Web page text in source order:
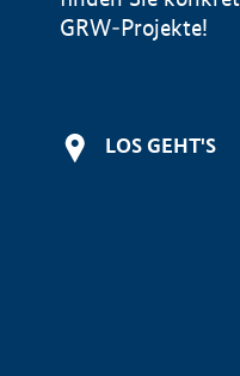
GRW-Projekte!
LOS GEHT'S